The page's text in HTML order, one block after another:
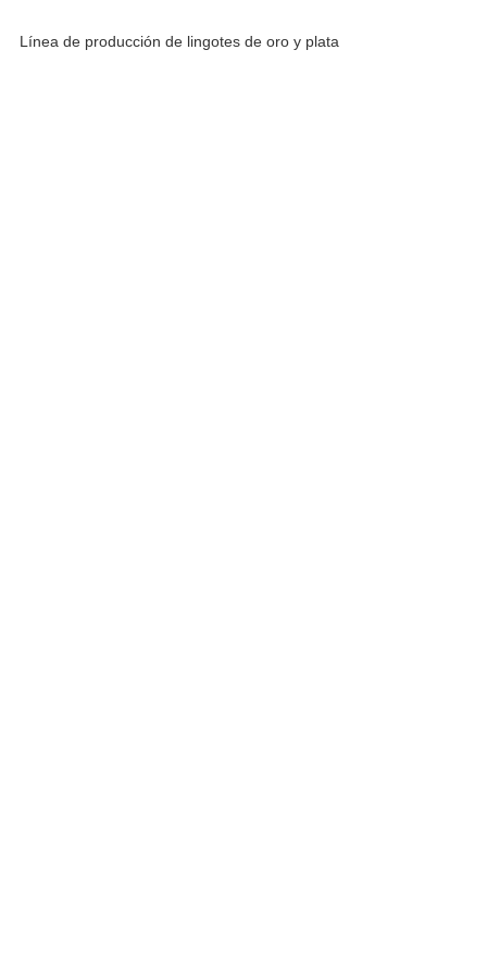
Línea de producción de lingotes de oro y plata